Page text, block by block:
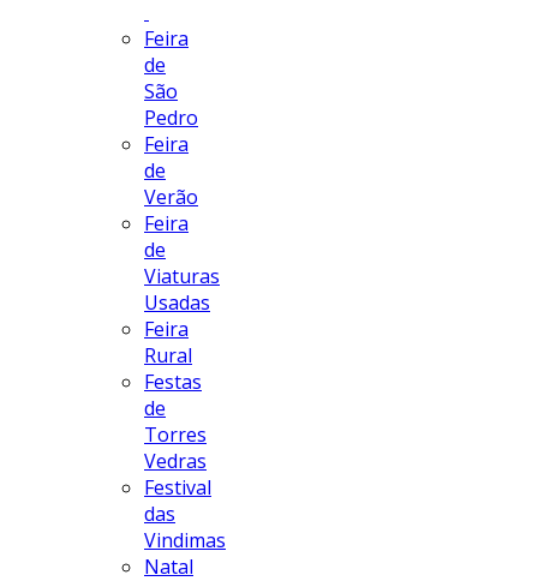
Feira
de
São
Pedro
Feira
de
Verão
Feira
de
Viaturas
Usadas
Feira
Rural
Festas
de
Torres
Vedras
Festival
das
Vindimas
Natal